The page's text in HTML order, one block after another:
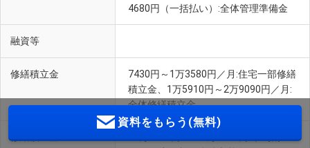
4680円（一括払い）:全体管理準備金
融資等
修繕積立金
7430円～1万3580円／月:住宅一部修繕
積立金、1万5910円～2万9090円／月:
全体修繕積立金
修繕積立基金
74万2350円～135万7230円（一括払
資料をもらう(無料)